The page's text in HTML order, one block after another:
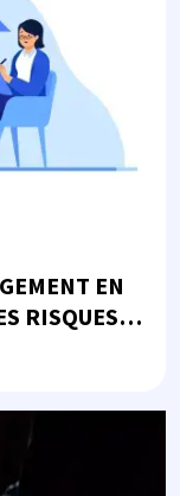
EN
RISQUES